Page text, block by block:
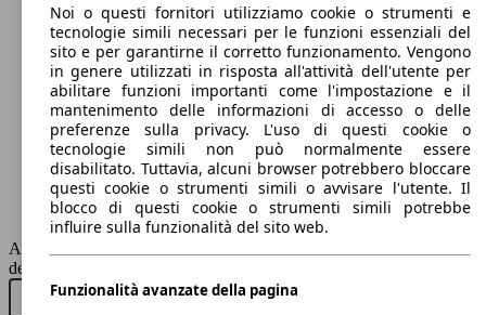
GPL
Model Version
Leistung
SUV/Fuoristrada/Pick-up
Benzina
AutoScout24 non si assume alcuna responsabilità per la correttezza
dei dati.
Acquista nuovo
Acquista usato
Noi o questi fornitori utilizziamo cookie o strumenti e
tecnologie simili necessari per le funzioni essenziali del
sito e per garantirne il corretto funzionamento. Vengono
in genere utilizzati in risposta all'attività dell'utente per
abilitare funzioni importanti come l'impostazione e il
mantenimento delle informazioni di accesso o delle
preferenze sulla privacy. L'uso di questi cookie o
tecnologie simili non può normalmente essere
disabilitato. Tuttavia, alcuni browser potrebbero bloccare
questi cookie o strumenti simili o avvisare l'utente. Il
blocco di questi cookie o strumenti simili potrebbe
influire sulla funzionalità del sito web.
Funzionalità avanzate della pagina